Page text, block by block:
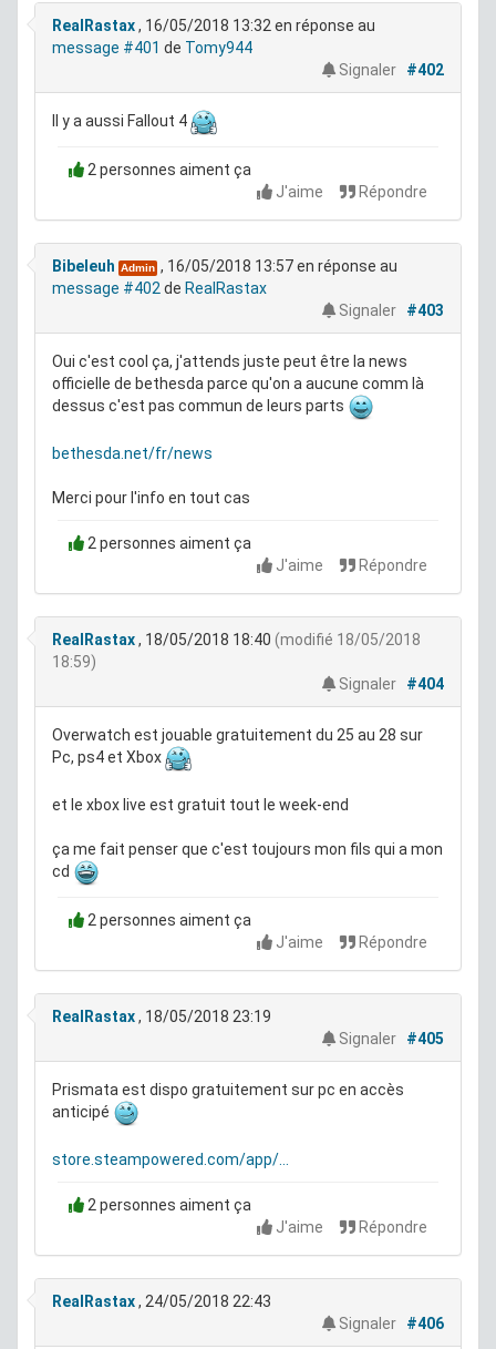
RealRastax, 16/05/2018 13:32en réponse au
message #401 de Tomy944
Signaler
#402
Il y a aussi Fallout 4
2 personnes aiment ça
J'aime
Répondre
Bibeleuh Admin , 16/05/2018 13:57en réponse au
message #402de RealRastax
Signaler
#403
Oui c'est cool ça, j'attends juste peut être la news
officielle de bethesda parce qu'on a aucune comm là
dessus c'est pas commun de leurs parts
bethesda.net/fr/news
Merci pour l'info en tout cas
2 personnes aiment ça
J'aime
Répondre
RealRastax, 18/05/2018 18:40 (modifié 18/05/2018
18:59)
Signaler
#404
Overwatch est jouable gratuitement du 25 au 28 sur
Pc, ps4 et Xbox
et le xbox live est gratuit tout le week-end
ça me fait penser que c'est toujours mon fils qui a mon
cd
2 personnes aiment ça
J'aime
Répondre
RealRastax, 18/05/2018 23:19
Signaler
#405
Prismata est dispo gratuitement sur pc en accès
anticipé
store.steampowered.com/app/...
2 personnes aiment ça
J'aime
Répondre
RealRastax, 24/05/2018 22:43
Signaler
#406